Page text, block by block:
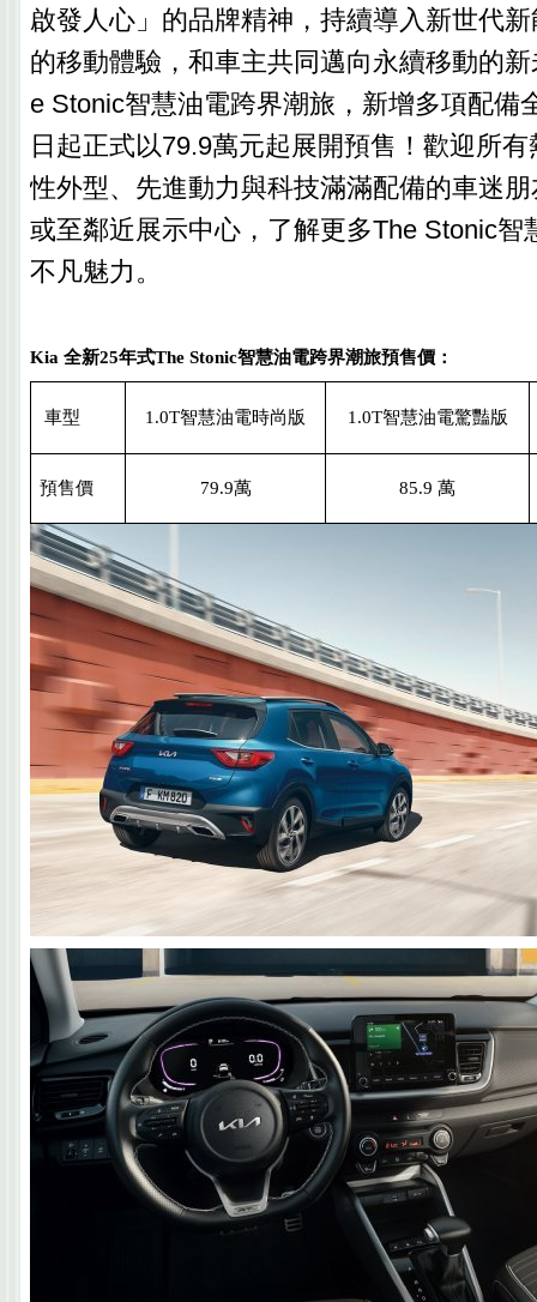
啟發人心」的品牌精神，持續導入新世代
的移動體驗，和車主共同邁向永續移動的
e Stonic智慧油電跨界潮旅，新增多項配備
日起正式以79.9萬元起展開預售！歡迎所
性外型、先進動力與科技滿滿配備的車迷
或至鄰近展示中心，了解更多The Stonic智
不凡魅力。
Kia 全新25年式The Stonic智慧油電跨界潮旅預售價 ：
車型 1.0T智慧油電時尚版 1.0T智慧油電驚豔版
預售價 79.9萬 85.9 萬